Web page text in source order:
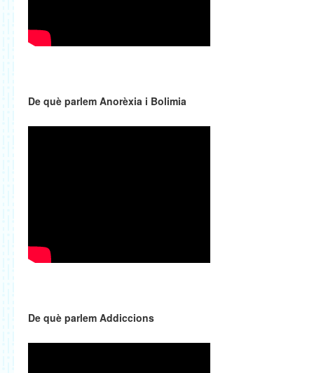
De què parlem Anorèxia i Bolimia
De què parlem Addiccions